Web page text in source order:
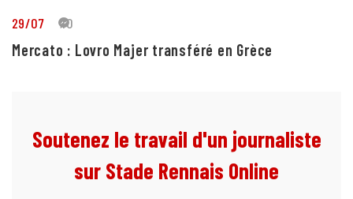
29/07 10
Mercato : Lovro Majer transféré en Grèce
Soutenez le travail d'un journaliste
sur Stade Rennais Online